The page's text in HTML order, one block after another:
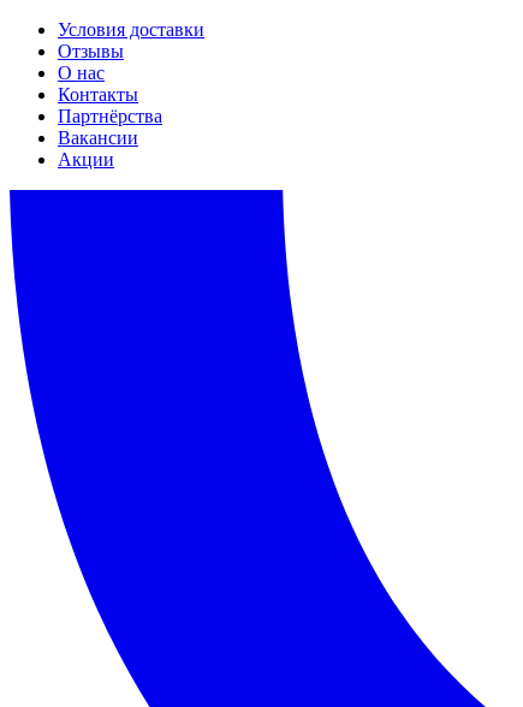
Условия доставки
Отзывы
О нас
Контакты
Партнёрства
Вакансии
Акции